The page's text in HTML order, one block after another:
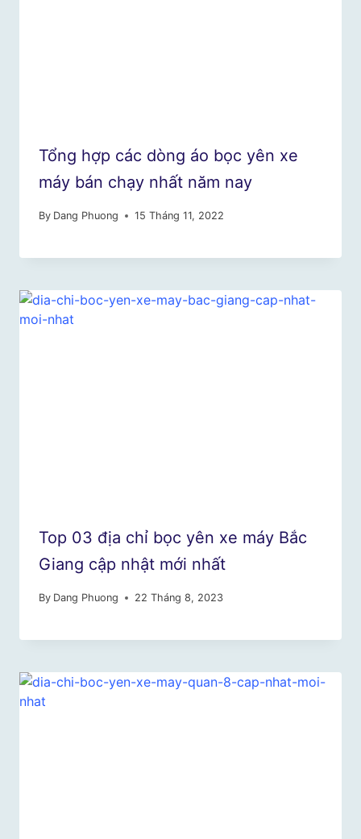
Tổng hợp các dòng áo bọc yên xe
máy bán chạy nhất năm nay
By Dang Phuong 15 Tháng 11, 2022
Top 03 địa chỉ bọc yên xe máy Bắc
Giang cập nhật mới nhất
By Dang Phuong 22 Tháng 8, 2023